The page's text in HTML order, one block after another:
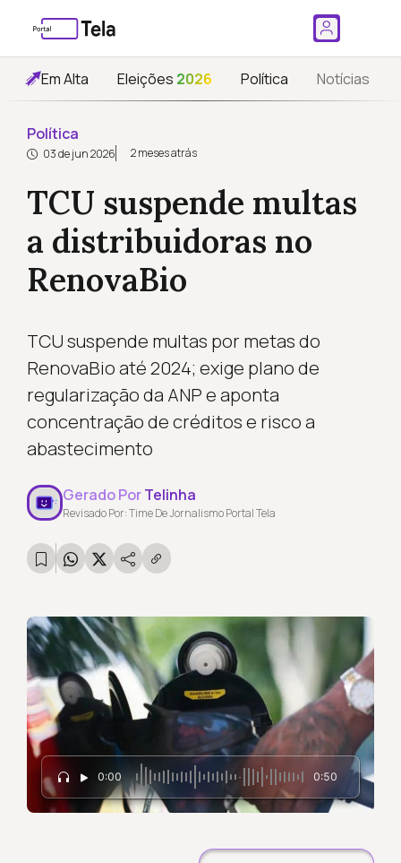
Em Alta Eleições 2026 Política Notícias
Política
03 de jun 2026 2 meses atrás
TCU suspende multas
a distribuidoras no
RenovaBio
TCU suspende multas por metas do
RenovaBio até 2024; exige plano de
regularização da ANP e aponta
concentração de créditos e risco a
abastecimento
Gerado PorTelinha
Revisado Por: Time De Jornalismo Portal Tela
0:00 0:50